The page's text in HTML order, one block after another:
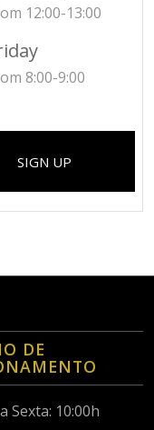
12:00-13:00
8:00-9:00
SIGN UP
DE
Sexta: 10:00h